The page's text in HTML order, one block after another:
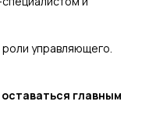
управляющего.
главным